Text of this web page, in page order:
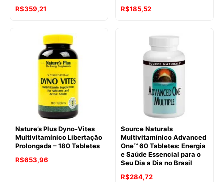
R$359,21
R$185,52
Nature’s Plus Dyno-Vites
Multivitamínico Libertação
Prolongada – 180 Tabletes
R$653,96
Source Naturals
Multivitamínico Advanced
One™ 60 Tabletes: Energia
e Saúde Essencial para o
Seu Dia a Dia no Brasil
R$284,72